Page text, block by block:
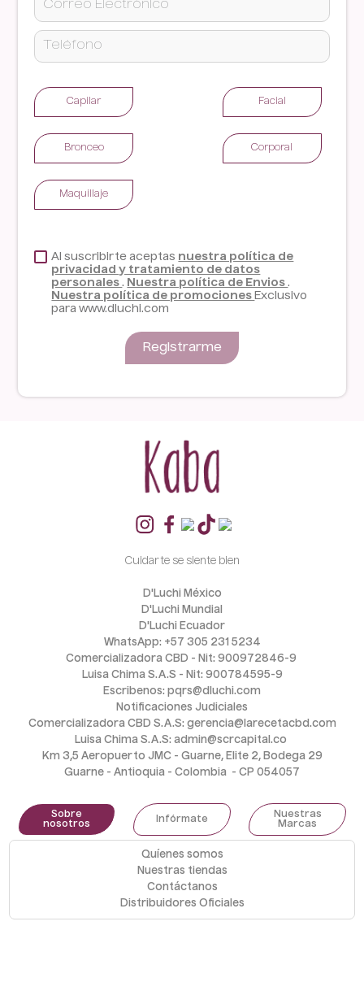
Capilar Facial
Bronceo Corporal
Maquillaje
Al suscribirte aceptas nuestra política de
privacidad y tratamiento de datos
personales. Nuestra política de Envios.
Nuestra política de promociones Exclusivo
para www.dluchi.com
Registrarme
Cuidarte se siente bien
D'Luchi México
D'Luchi Mundial
D'Luchi Ecuador
WhatsApp: +57 305 231 5234
Comercializadora CBD - Nit: 900972846-9
Luisa Chima S.A.S - Nit: 900784595-9
Escribenos: pqrs@dluchi.com
Notificaciones Judiciales
Comercializadora CBD S.A.S: gerencia@larecetacbd.com
Luisa Chima S.A.S: admin@scrcapital.co
Km 3,5 Aeropuerto JMC - Guarne, Elite 2, Bodega 29
Guarne - Antioquia - Colombia  - CP 054057
Sobre
nosotros
Infórmate
Nuestras
Marcas
Quíenes somos
Nuestras tiendas
Contáctanos
Distribuidores Oficiales